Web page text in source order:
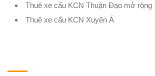
Thuê xe cẩu KCN Thuận Đạo mở rộng
Thuê xe cẩu KCN Xuyên Á